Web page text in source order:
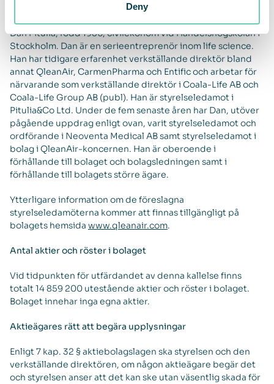
Deny
samt i förhållande till bolagets större ägare.
Dan Pitulia, född 1956, civilekonom vid Handelshögskolan i
Stockholm. Dan är en serieentreprenör inom life science.
Han har tidigare erfarenhet verkställande direktör bland
annat QleanAir, CarmenPharma och Entific och arbetar för
närvarande som verkställande direktör i Coala-Life AB och
Coala-Life Group AB (publ). Han är styrelseledamot i
Pitulia&Co Ltd. Under de fem senaste åren har Dan, utöver
pågående uppdrag enligt ovan, varit styrelseledamot och
ordförande i Neoventa Medical AB samt styrelseledamot i
bolag i QleanAir-koncernen. Han är oberoende i
förhållande till bolaget och bolagsledningen samt i
förhållande till bolagets större ägare.
Ytterligare information om de föreslagna
styrelseledamöterna kommer att finnas tillgängligt på
bolagets hemsida www.qleanair.com.
Antal aktier och röster i bolaget
Vid tidpunkten för utfärdandet av denna kallelse finns
totalt 14 859 200 utestående aktier och röster i bolaget.
Bolaget innehar inga egna aktier.
Aktieägares rätt att begära upplysningar
Enligt 7 kap. 32 § aktiebolagslagen ska styrelsen och den
verkställande direktören, om någon aktieägare begär det
och styrelsen anser att det kan ske utan väsentlig skada för